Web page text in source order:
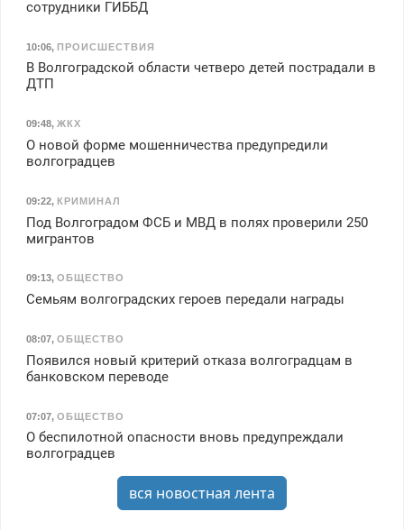
сотрудники ГИББД
10:06, ПРОИСШЕСТВИЯ
В Волгоградской области четверо детей пострадали в
ДТП
09:48, ЖКХ
О новой форме мошенничества предупредили
волгоградцев
09:22, КРИМИНАЛ
Под Волгоградом ФСБ и МВД в полях проверили 250
мигрантов
09:13, ОБЩЕСТВО
Семьям волгоградских героев передали награды
08:07, ОБЩЕСТВО
Появился новый критерий отказа волгоградцам в
банковском переводе
07:07, ОБЩЕСТВО
О беспилотной опасности вновь предупреждали
волгоградцев
вся новостная лента